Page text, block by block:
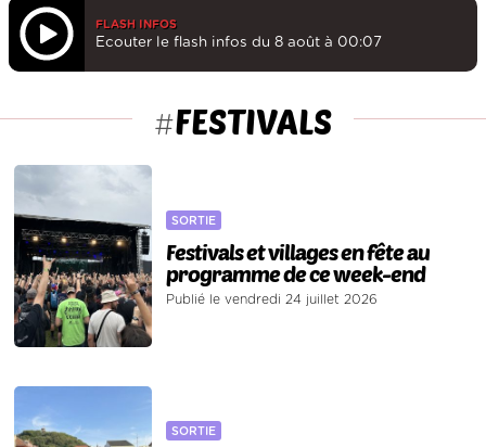
FLASH INFOS
Ecouter le flash infos du 8 août à 00:07
#FESTIVALS
SORTIE
Festivals et villages en fête au
programme de ce week-end
Publié le vendredi 24 juillet 2026
SORTIE